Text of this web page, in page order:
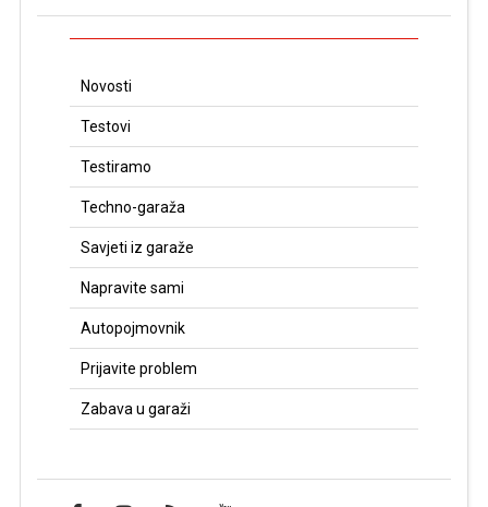
Novosti
Testovi
Testiramo
Techno-garaža
Savjeti iz garaže
Napravite sami
Autopojmovnik
Prijavite problem
Zabava u garaži